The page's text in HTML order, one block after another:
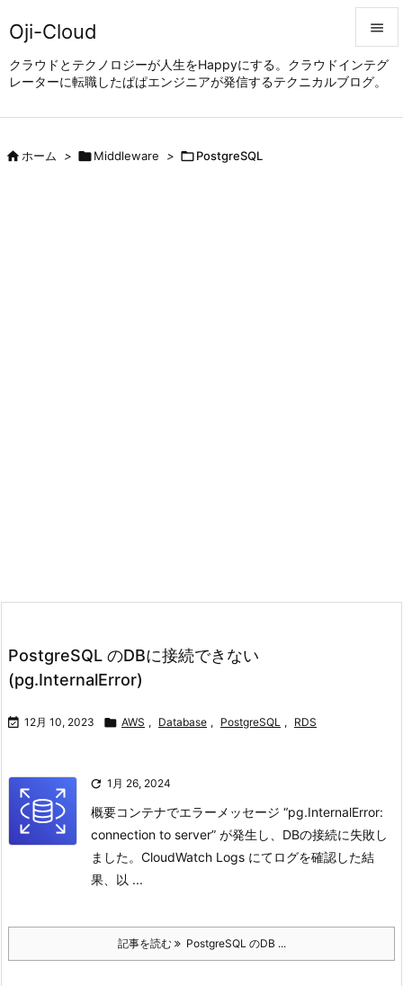
Oji-Cloud
クラウドとテクノロジーが人生をHappyにする。クラウドインテグ
レーターに転職したぱぱエンジニアが発信するテクニカルブログ。


メニュ
ホーム > Middleware > PostgreSQL
PostgreSQL のDBに接続できない
(pg.InternalError)
 12月 10, 2023  AWS , Database , PostgreSQL , RDS
 1月 26, 2024
概要コンテナでエラーメッセージ “pg.InternalError:
connection to server” が発生し、DBの接続に失敗し
ました。 CloudWatch Logs にてログを確認した結
果、以 ...
記事を読む PostgreSQL のDB ...